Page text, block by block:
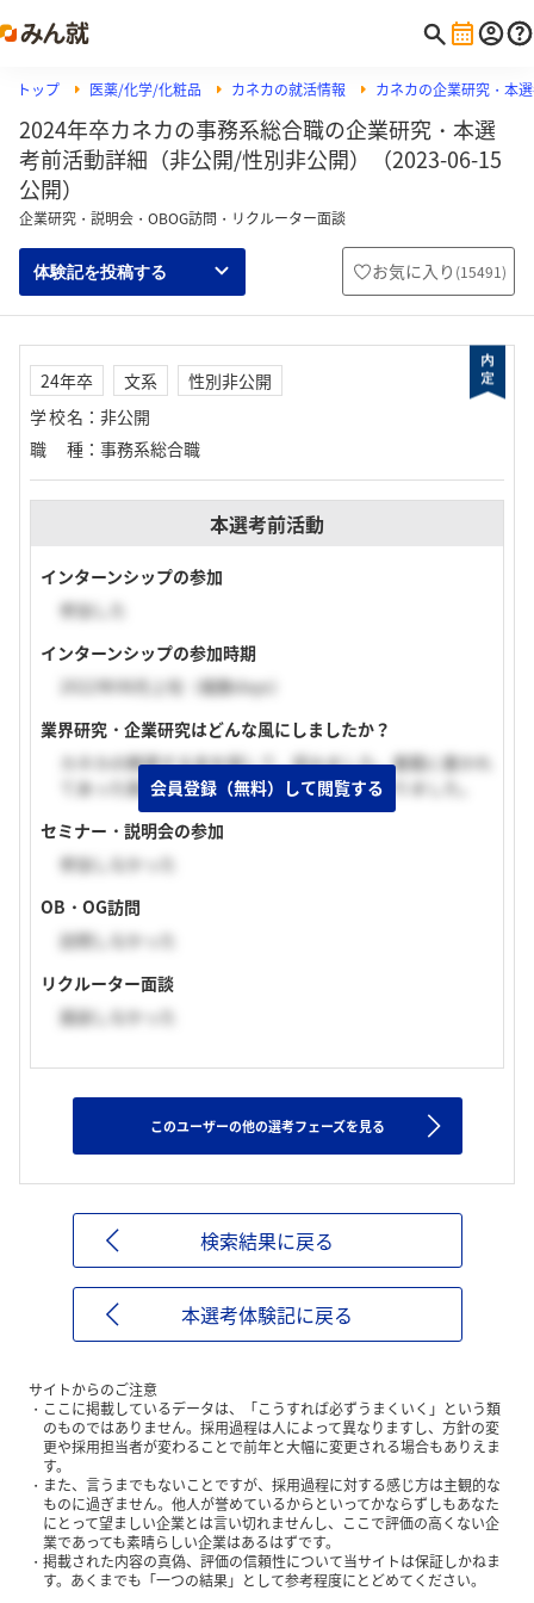
トップ 医薬/化学/化粧品 カネカの就活情報 カネカの企業研究・本
2024年卒カネカの事務系総合職の企業研究・本選
考前活動詳細（非公開/性別非公開）（2023-06-15
公開）
企業研究・説明会・OBOG訪問・リクルーター面談
体験記を投稿する お気に入り (15491)
24年卒 文系
性別非公開
学校名 ： 非公開
職種 ： 事務系総合職
本選考前活動
インターンシップの参加
参加した
インターンシップの参加時期
2022年08月上旬（複数days）
業界研究・企業研究はどんな風にしましたか？
カネカの関連する本を探して、読みました。書籍に書かれ
てあった面白そうな事業を軸に志望動機を作りました。
セミナー・説明会の参加
参加しなかった
OB・OG訪問
訪問しなかった
リクルーター面談
面談しなかった
会員登録（無料）して閲覧する
このユーザーの他の選考フェーズを見る
検索結果に戻る
本選考体験記に戻る
サイトからのご注意
ここに掲載しているデータは、「こうすれば必ずうまくいく」という類
のものではありません。採用過程は人によって異なりますし、方針の変
更や採用担当者が変わることで前年と大幅に変更される場合もありえま
す。
また、言うまでもないことですが、採用過程に対する感じ方は主観的な
ものに過ぎません。他人が誉めているからといってかならずしもあなた
にとって望ましい企業とは言い切れませんし、ここで評価の高くない企
業であっても素晴らしい企業はあるはずです。
掲載された内容の真偽、評価の信頼性について当サイトは保証しかねま
す。あくまでも「一つの結果」として参考程度にとどめてください。